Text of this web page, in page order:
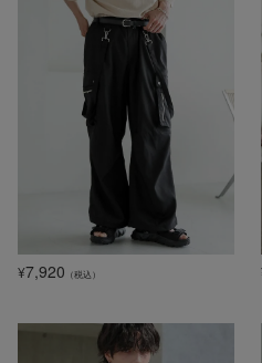
¥7,920 （税込）